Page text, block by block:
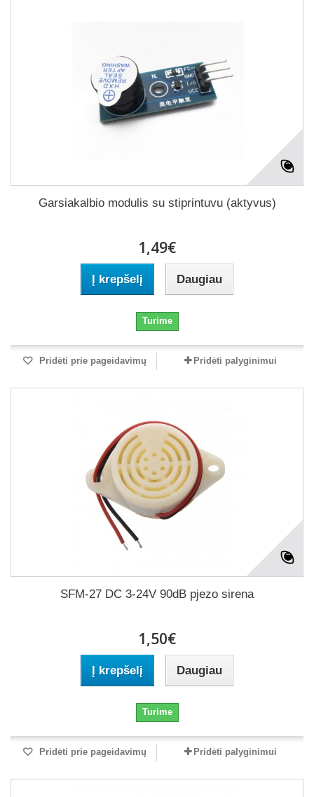
Garsiakalbio modulis su stiprintuvu (aktyvus)
1,49€
Į krepšelį Daugiau
Turime
Pridėti prie pageidavimų Pridėti palyginimui
SFM-27 DC 3-24V 90dB pjezo sirena
1,50€
Į krepšelį Daugiau
Turime
Pridėti prie pageidavimų Pridėti palyginimui